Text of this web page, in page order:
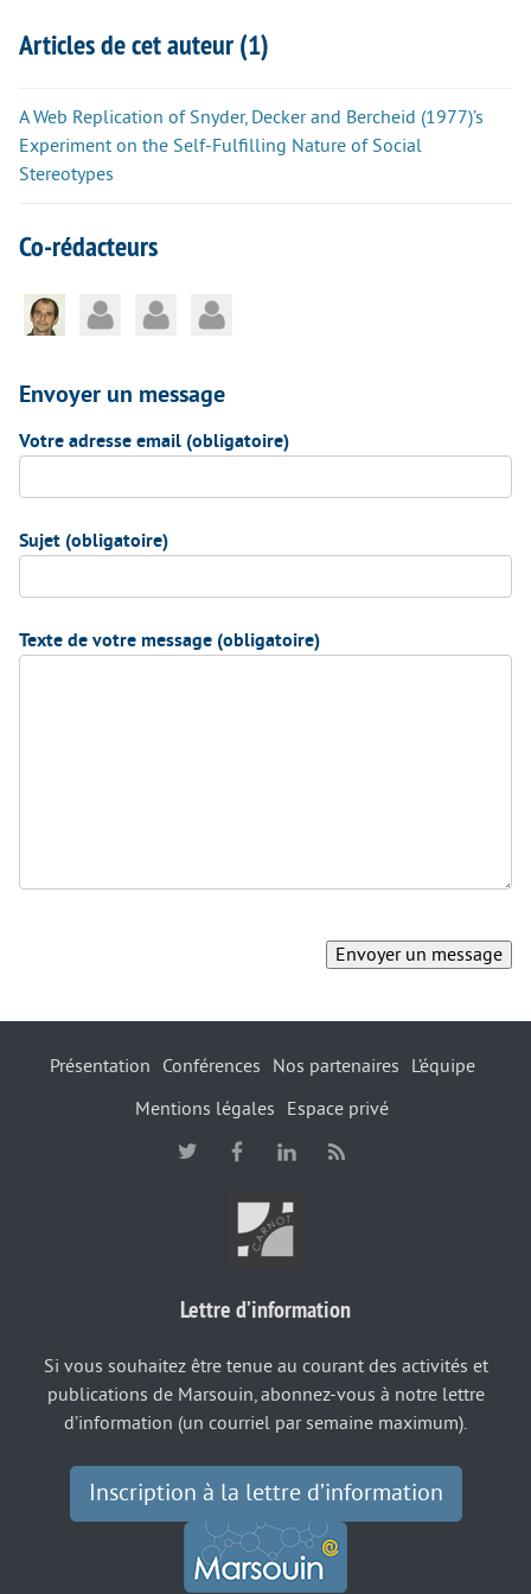
Articles de cet auteur (1)
A Web Replication of Snyder, Decker and Bercheid (1977)’s
Experiment on the Self-Fulfilling Nature of Social
Stereotypes
Co-rédacteurs
Envoyer un message
Votre adresse email (obligatoire)
Sujet (obligatoire)
Texte de votre message (obligatoire)
Présentation Conférences Nos partenaires
L’équipe
Mentions légales
Espace privé
Lettre d’information
Si vous souhaitez être tenue au courant des activités et
publications de Marsouin, abonnez-vous à notre lettre
d’information (un courriel par semaine maximum).
Inscription à la lettre d’information